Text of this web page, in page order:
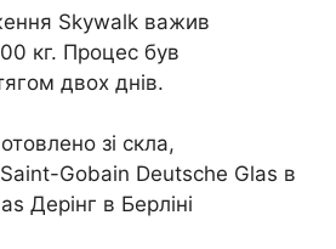
Skywalk важив
кг. Процес був
двох днів.
зі скла,
Gobain Deutsche Glas в
Дерінг в Берліні